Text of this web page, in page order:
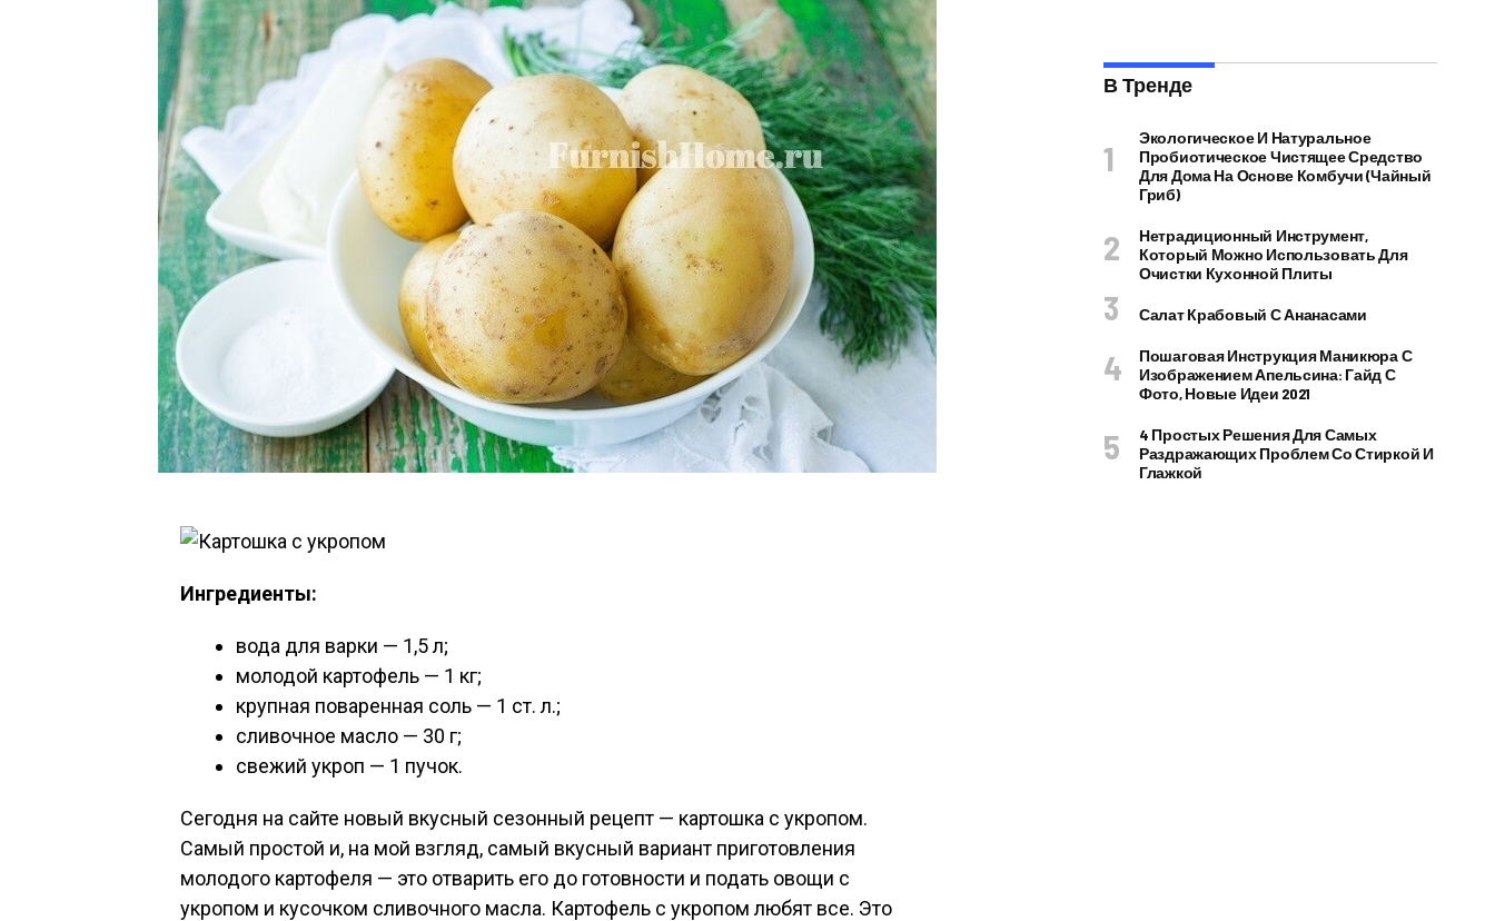
Ингредиенты:
вода для варки — 1,5 л;
молодой картофель — 1 кг;
крупная поваренная соль — 1 ст. л.;
сливочное масло — 30 г;
свежий укроп — 1 пучок.
Сегодня на сайте новый вкусный сезонный рецепт — картошка с укропом.
Самый простой и, на мой взгляд, самый вкусный вариант приготовления
молодого картофеля — это отварить его до готовности и подать овощи с
укропом и кусочком сливочного масла. Картофель с укропом любят все. Это
В Тренде
Экологическое И Натуральное
Пробиотическое Чистящее Средство
Для Дома На Основе Комбучи (чайный
Гриб)
Нетрадиционный Инструмент,
Который Можно Использовать Для
Очистки Кухонной Плиты
Салат Крабовый С Ананасами
Пошаговая Инструкция Маникюра С
Изображением Апельсина: Гайд С
Фото, Новые Идеи 2021
4 Простых Решения Для Самых
Раздражающих Проблем Со Стиркой И
Глажкой